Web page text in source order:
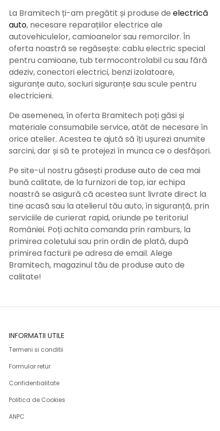
La Bramitech ți-am pregătit și produse de electrică
auto, necesare reparațiilor electrice ale
autovehiculelor, camioanelor sau remorcilor. În
oferta noastră se regăsește: cablu electric special
pentru camioane, tub termocontrolabil cu sau fără
adeziv, conectori electrici, benzi izolatoare,
siguranțe auto, socluri siguranțe sau scule pentru
electricieni.
De asemenea, în oferta Bramitech poți găsi și
materiale consumabile service, atât de necesare în
orice atelier. Acestea te ajută să îți ușurezi anumite
sarcini, dar și să te protejezi în munca ce o desfășori.
Pe site-ul nostru găsești produse auto de cea mai
bună calitate, de la furnizori de top, iar echipa
noastră se asigură că acestea sunt livrate direct la
tine acasă sau la atelierul tău auto, în siguranță, prin
serviciile de curierat rapid, oriunde pe teritoriul
României. Poți achita comanda prin ramburs, la
primirea coletului sau prin ordin de plată, după
primirea facturii pe adresa de email. Alege
Bramitech, magazinul tău de produse auto de
calitate!
INFORMATII UTILE
Termeni si conditii
Formular retur
Confidentialitate
Politica de Cookies
ANPC